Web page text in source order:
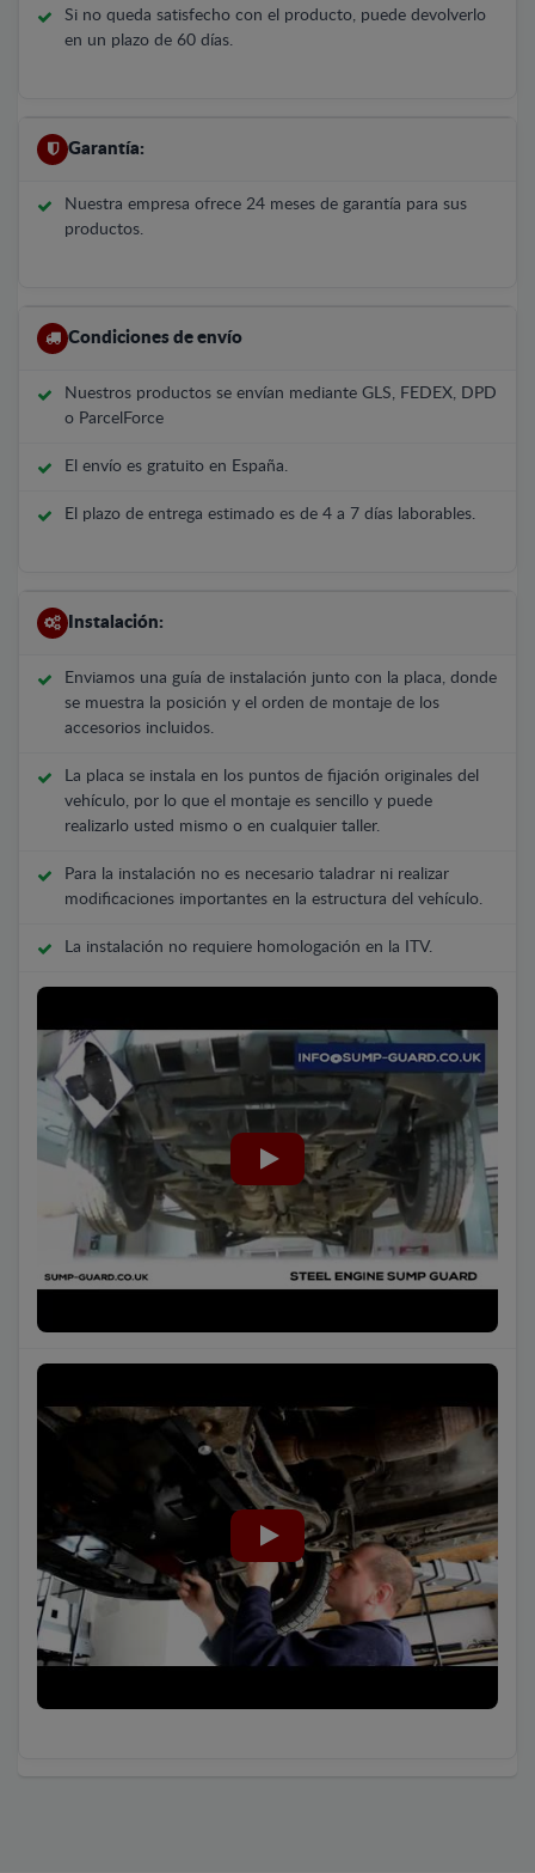
Si no queda satisfecho con el producto, puede devolverlo
en un plazo de 60 días.
Garantía:
Nuestra empresa ofrece 24 meses de garantía para sus
productos.
Condiciones de envío
Nuestros productos se envían mediante GLS, FEDEX, DPD
o ParcelForce
El envío es gratuito en España.
El plazo de entrega estimado es de 4 a 7 días laborables.
Instalación:
Enviamos una guía de instalación junto con la placa, donde
se muestra la posición y el orden de montaje de los
accesorios incluidos.
La placa se instala en los puntos de fijación originales del
vehículo, por lo que el montaje es sencillo y puede
realizarlo usted mismo o en cualquier taller.
Para la instalación no es necesario taladrar ni realizar
modificaciones importantes en la estructura del vehículo.
La instalación no requiere homologación en la ITV.